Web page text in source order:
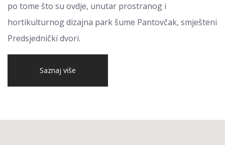
po tome što su ovdje, unutar prostranog i
hortikulturnog dizajna park šume Pantovčak, smješteni
Predsjednički dvori.
Saznaj više